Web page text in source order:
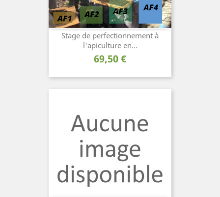
Stage de perfectionnement à
l'apiculture en...
Prix
69,50 €